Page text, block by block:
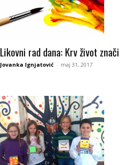
Likovni rad dana: Krv život znači
Jovanka Ignjatović - maj 31, 2017